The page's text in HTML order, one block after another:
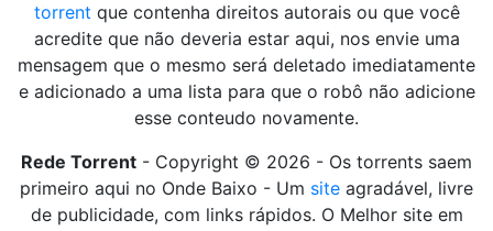
torrent que contenha direitos autorais ou que você
acredite que não deveria estar aqui, nos envie uma
mensagem que o mesmo será deletado imediatamente
e adicionado a uma lista para que o robô não adicione
esse conteudo novamente.
Rede Torrent - Copyright © 2026 - Os torrents saem
primeiro aqui no Onde Baixo - Um site agradável, livre
de publicidade, com links rápidos. O Melhor site em